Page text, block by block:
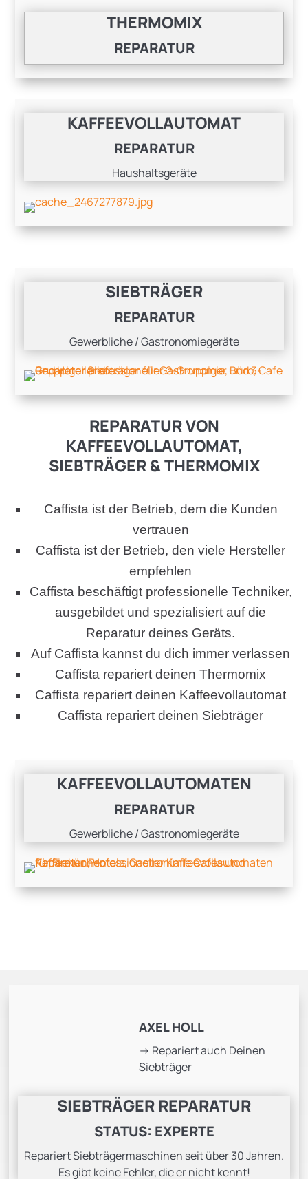
THERMOMIX
REPARATUR
KAFFEEVOLLAUTOMAT
REPARATUR
Haushaltsgeräte
SIEBTRÄGER
REPARATUR
Gewerbliche / Gastronomiegeräte
REPARATUR VON
KAFFEEVOLLAUTOMAT,
SIEBTRÄGER & THERMOMIX
Caffista ist der Betrieb, dem die Kunden
vertrauen
Caffista ist der Betrieb, den viele Hersteller
empfehlen
Caffista beschäftigt professionelle Techniker,
ausgebildet und spezialisiert auf die
Reparatur deines Geräts.
Auf Caffista kannst du dich immer verlassen
Caffista repariert deinen Thermomix
Caffista repariert deinen Kaffeevollautomat
Caffista repariert deinen Siebträger
KAFFEEVOLLAUTOMATEN
REPARATUR
Gewerbliche / Gastronomiegeräte
AXEL HOLL
-> Repariert auch Deinen
Siebträger
SIEBTRÄGER REPARATUR
STATUS: EXPERTE
Repariert Siebträgermaschinen seit über 30 Jahren.
Es gibt keine Fehler, die er nicht kennt!